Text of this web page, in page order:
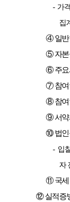
- 가
집
④일
⑤자
⑥주
⑦참
⑧참
⑨서약
⑩법
- 입
자
⑪국
⑫실적증